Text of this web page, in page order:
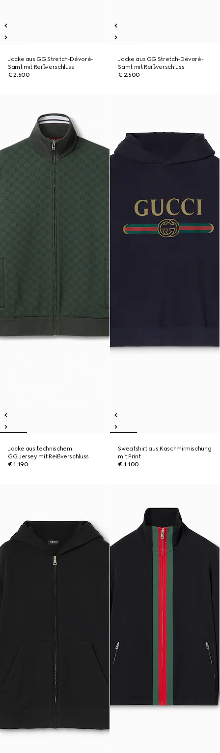
Jacke aus GG Stretch-Dévoré-
Samt mit Reißverschluss
€ 2.500
Jacke aus GG Stretch-Dévoré-
Samt mit Reißverschluss
€ 2.500
Jacke aus technischem
GG Jersey mit Reißverschluss
€ 1.190
Sweatshirt aus Kaschmirmischung
mit Print
€ 1.100